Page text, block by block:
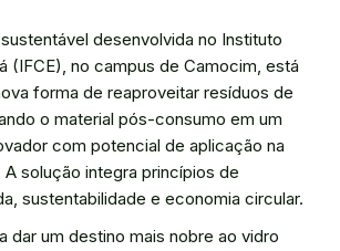
desenvolvida no Instituto
(IFCE), no campus de Camocim, está
forma de reaproveitar resíduos de
o material pós-consumo em um
com potencial de aplicação na
solução integra princípios de
sustentabilidade e economia circular.
dar um destino mais nobre ao vidro